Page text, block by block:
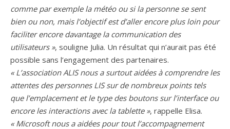
comme par exemple la météo ou si la personne se sent
bien ou non, mais l’objectif est d’aller encore plus loin pour
faciliter encore davantage la communication des
utilisateurs », souligne Julia. Un résultat qui n’aurait pas été
possible sans l’engagement des partenaires.
« L’association ALIS nous a surtout aidées à comprendre les
attentes des personnes LIS sur de nombreux points tels
que l’emplacement et le type des boutons sur l’interface ou
encore les interactions avec la tablette », rappelle Elisa.
« Microsoft nous a aidées pour tout l’accompagnement